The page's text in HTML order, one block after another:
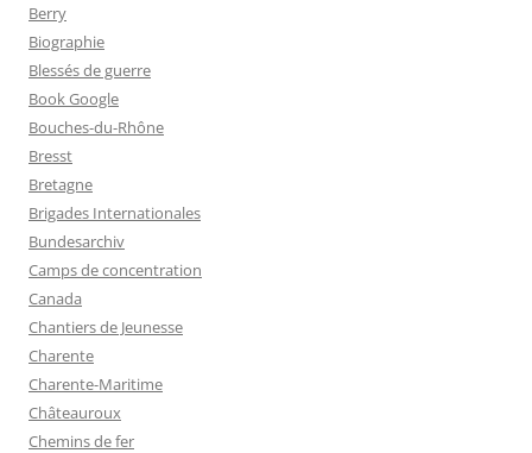
Berry
Biographie
Blessés de guerre
Book Google
Bouches-du-Rhône
Bresst
Bretagne
Brigades Internationales
Bundesarchiv
Camps de concentration
Canada
Chantiers de Jeunesse
Charente
Charente-Maritime
Châteauroux
Chemins de fer